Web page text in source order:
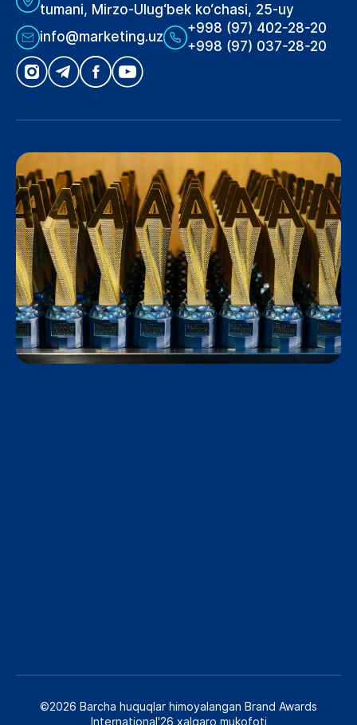
tumani, Mirzo-Ulug‘bek ko‘chasi, 25-uy
info@marketing.uz
+998 (97) 402-28-20
+998 (97) 037-28-20
©2026 Barcha huquqlar himoyalangan Brand Awards
International'26 xalqaro mukofoti